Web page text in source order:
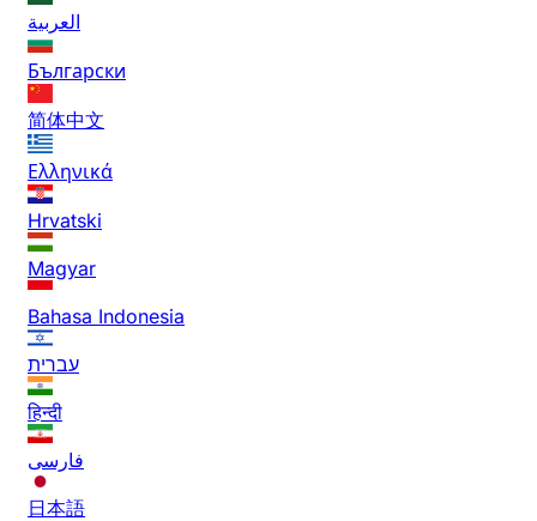
العربية
Български
简体中文
Ελληνικά
Hrvatski
Magyar
Bahasa Indonesia
עברית
हिन्दी
فارسی
日本語